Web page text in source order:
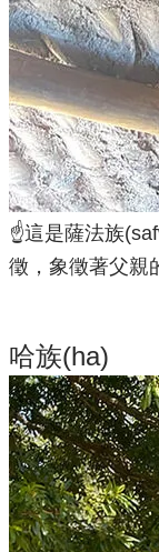
☝️這是薩法族
徵，象徵著父親
哈族(ha)